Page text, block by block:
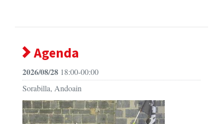
Agenda
2026/08/28 18:00-00:00
Sorabilla, Andoain